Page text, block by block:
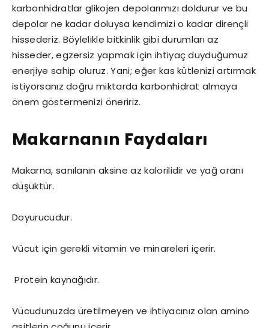
karbonhidratlar glikojen depolarımızı doldurur ve bu
depolar ne kadar doluysa kendimizi o kadar dirençli
hissederiz. Böylelikle bitkinlik gibi durumları az
hisseder, egzersiz yapmak için ihtiyaç duyduğumuz
enerjiye sahip oluruz. Yani; eğer kas kütlenizi artırmak
istiyorsanız doğru miktarda karbonhidrat almaya
önem göstermenizi öneririz.
Makarnanın Faydaları
Makarna, sanılanın aksine az kalorilidir ve yağ oranı
düşüktür.
Doyurucudur.
Vücut için gerekli vitamin ve minareleri içerir.
Protein kaynağıdır.
Vücudunuzda üretilmeyen ve ihtiyacınız olan amino